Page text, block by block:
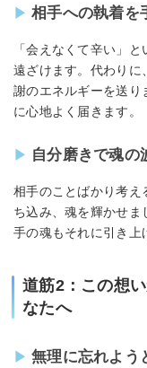
相手への執着を
「会えなくて辛い」
遠ざけます。代わりに
謝のエネルギーを送り
に心地よく届きます。
自分磨きで魂の
相手のことばかり考え
ち込み、魂を輝かせま
手の魂もそれに引き上
道筋2：この想
なたへ
無理に忘れよう